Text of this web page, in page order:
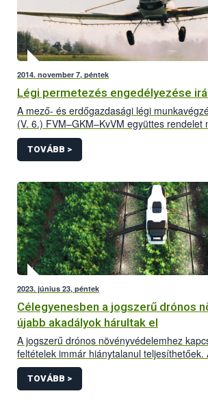
2014. november 7, péntek
Légi permetezés engedélyezése
A mező- és erdőgazdasági légi
(V. 6.) FVM–GKM–KvVM együttes rendelet
hazánkban kérelem alapján megvalósítható
növényvédő szer kijuttatás, az alábbi
TOVÁBB >
2023. június 23, péntek
Célegyenesben a jogszerű drónos
újabb akadályok hárultak el
A jogszerű drónos növényvédelemhez
feltételek immár hiánytalanul teljesíthetőek.
honlapján a növényvédelmi drónpilóták
alábbiakban a drónos növényvédelemmel
helyzetkép és a legfontosabb tudnivalók
TOVÁBB >